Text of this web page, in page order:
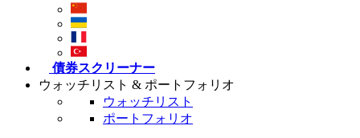
債券スクリーナー
ウォッチリスト & ポートフォリオ
ウォッチリスト
ポートフォリオ